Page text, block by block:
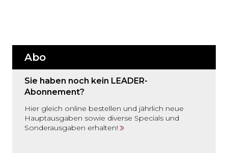
Abo
Sie haben noch kein LEADER-
Abonnement?
Hier gleich online bestellen und jährlich neue
Hauptausgaben sowie diverse Specials und
Sonderausgaben erhalten!